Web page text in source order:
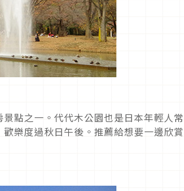
點之一。代代木公園也是日本年輕人常
樂度過秋日午後。推薦給想要一邊欣賞